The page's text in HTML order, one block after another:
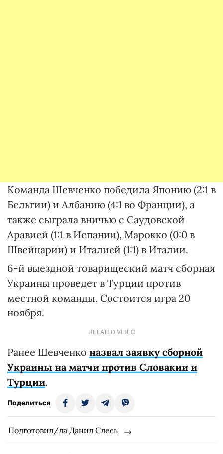
Команда Шевченко победила Японию (2:1 в
Бельгии) и Албанию (4:1 во Франции), а
также сыграла вничью с Саудовской
Аравией (1:1 в Испании), Марокко (0:0 в
Швейцарии) и Италией (1:1) в Италии.
6-й выездной товарищеский матч сборная
Украины проведет в Турции против
местной команды. Состоится игра 20
ноября.
RELATED VIDEO
Ранее Шевченко назвал заявку сборной
Украины на матчи против Словакии и
Турции.
Поделиться
Подготовил/ла Данил Слесь